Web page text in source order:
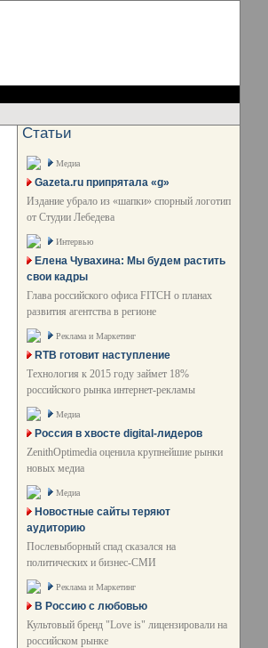
Статьи
Медиа
Gazeta.ru припрятала «g»
Издание убрало из «шапки» спорный логотип
от Студии Лебедева
Интервью
Елена Чувахина: Мы будем растить
свои кадры
Глава российского офиса FITCH о планах
развития агентства в регионе
Реклама и Маркетинг
RTB готовит наступление
Технология к 2015 году займет 18%
российского рынка интернет-рекламы
Медиа
Россия в хвосте digital-лидеров
ZenithOptimedia оценила крупнейшие рынки
новых медиа
Медиа
Новостные сайты теряют
аудиторию
Послевыборный спад сказался на
политических и бизнес-СМИ
Реклама и Маркетинг
В Россию с любовью
Культовый бренд "Love is" лицензировали на
российском рынке